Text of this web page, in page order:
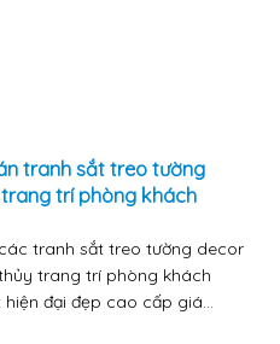
tranh sắt treo tường
trí phòng khách
tranh sắt treo tường decor
trang trí phòng khách
đại đẹp cao cấp giá...